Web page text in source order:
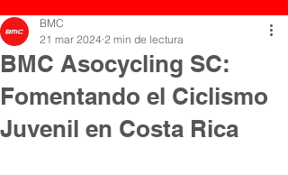
BMC Asocycling SC:
Fomentando el Ciclismo
Juvenil en Costa Rica
BMC
21 mar 2024 2 min de lectura